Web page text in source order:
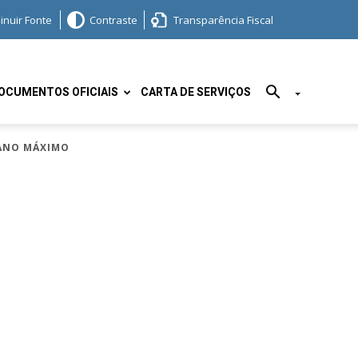
Fonte Contraste Transparência Fiscal
OFICIAIS CARTA DE SERVIÇOS
MÁXIMO